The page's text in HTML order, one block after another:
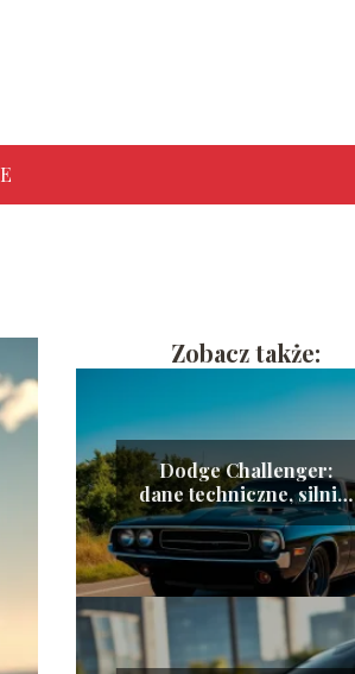
Zobacz także:
Dodge Challenger:
dane techniczne, silniki
i zużycie paliwa